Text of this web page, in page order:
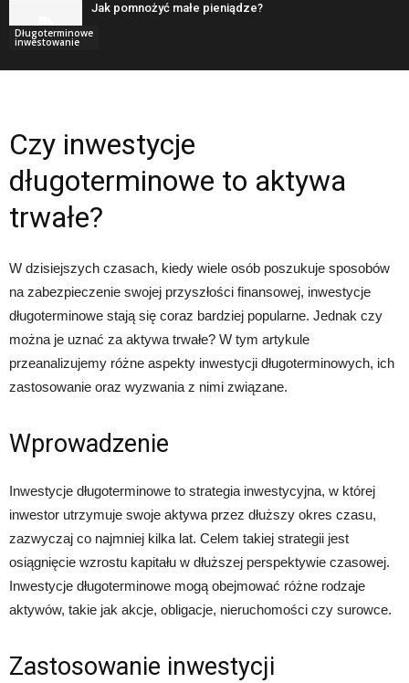
Długoterminowe
inwestowanie
Jak pomnożyć małe pieniądze?
Czy inwestycje
długoterminowe to aktywa
trwałe?
W dzisiejszych czasach, kiedy wiele osób poszukuje sposobów
na zabezpieczenie swojej przyszłości finansowej, inwestycje
długoterminowe stają się coraz bardziej popularne. Jednak czy
można je uznać za aktywa trwałe? W tym artykule
przeanalizujemy różne aspekty inwestycji długoterminowych, ich
zastosowanie oraz wyzwania z nimi związane.
Wprowadzenie
Inwestycje długoterminowe to strategia inwestycyjna, w której
inwestor utrzymuje swoje aktywa przez dłuższy okres czasu,
zazwyczaj co najmniej kilka lat. Celem takiej strategii jest
osiągnięcie wzrostu kapitału w dłuższej perspektywie czasowej.
Inwestycje długoterminowe mogą obejmować różne rodzaje
aktywów, takie jak akcje, obligacje, nieruchomości czy surowce.
Zastosowanie inwestycji